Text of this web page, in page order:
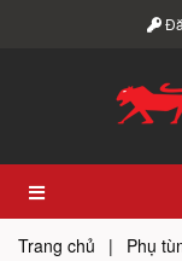
Trang chủ | Phụ